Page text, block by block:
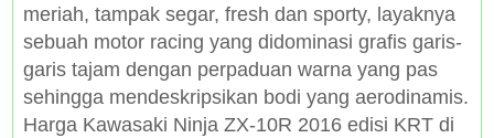
meriah, tampak segar, fresh dan sporty, layaknya
sebuah motor racing yang didominasi grafis garis-
garis tajam dengan perpaduan warna yang pas
sehingga mendeskripsikan bodi yang aerodinamis.
Harga Kawasaki Ninja ZX-10R 2016 edisi KRT di